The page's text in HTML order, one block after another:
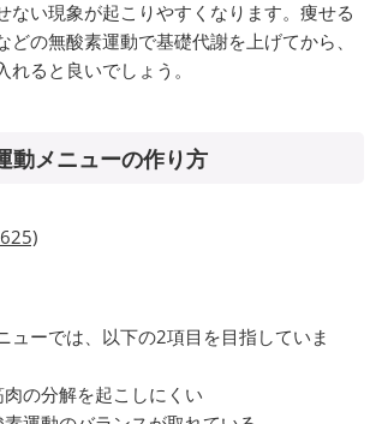
ない現象が起こりやすくなります。痩せる
どの無酸素運動で基礎代謝を上げてから、
ると良いでしょう。
動メニューの作り方
ューでは、以下の2項目を目指していま
の分解を起こしにくい